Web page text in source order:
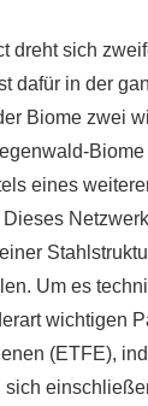
dreht sich
dafür in der
Biome zwei
eines
Um es
wichtigen
(ETFE),
sich